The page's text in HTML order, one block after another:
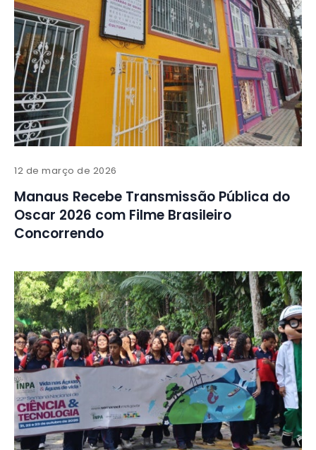
12 de março de 2026
Manaus Recebe Transmissão Pública do
Oscar 2026 com Filme Brasileiro
Concorrendo